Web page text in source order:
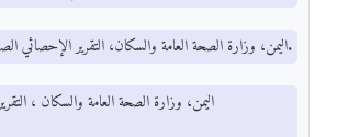
– اليمن، وزارة الصحة العامة والسكان، التقرير الإحصائي الصحي السنوي2011م.